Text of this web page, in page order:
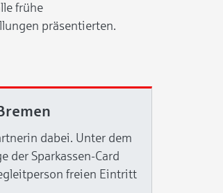
frühe
präsentierten.
dabei. Unter dem
der Sparkassen-Card
freien Eintritt